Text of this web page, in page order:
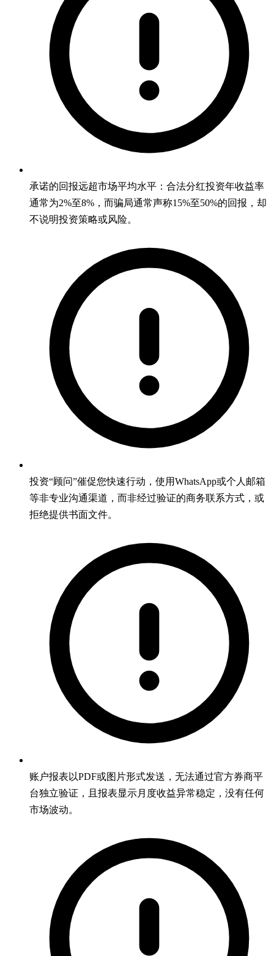
承诺的回报远超市场平均水平：合法分红投资年收益率
通常为2%至8%，而骗局通常声称15%至50%的回报，却
不说明投资策略或风险。
投资“顾问”催促您快速行动，使用WhatsApp或个人邮箱
等非专业沟通渠道，而非经过验证的商务联系方式，或
拒绝提供书面文件。
账户报表以PDF或图片形式发送，无法通过官方券商平
台独立验证，且报表显示月度收益异常稳定，没有任何
市场波动。